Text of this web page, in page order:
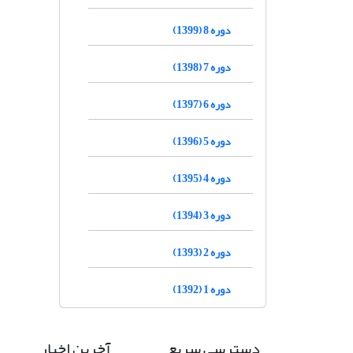
دوره 8 (1399)
دوره 7 (1398)
دوره 6 (1397)
دوره 5 (1396)
دوره 4 (1395)
دوره 3 (1394)
دوره 2 (1393)
دوره 1 (1392)